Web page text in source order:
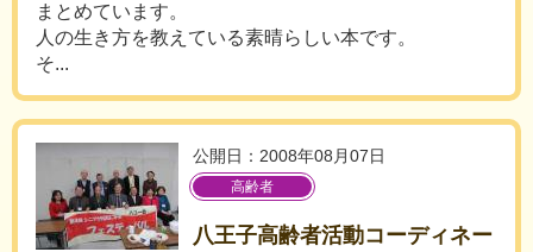
まとめています。
人の生き方を教えている素晴らしい本です。
そ...
公開日：2008年08月07日
高齢者
八王子高齢者活動コーディネー